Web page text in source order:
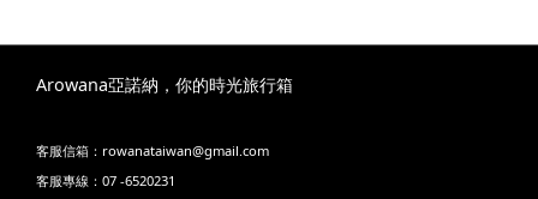
Arowana亞諾納，你的時光旅行箱
客服信箱：rowanataiwan@gmail.com
客服專線：07 -6520231